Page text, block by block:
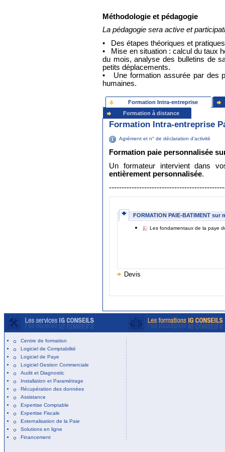
Méthodologie et pédagogie
La pédagogie sera active et
• Des étapes théoriques et
• Mise en situation : calcul du taux
du mois, analyse des bulletins de
petits déplacements.
• Une formation assurée par des
humaines.
Formation Intra-entreprise
Formation à distance
Formation Intra-entreprise
Agrément et n° de déclaration d'activité
Formation paie personnalisée
Un formateur intervient dans
entièrement personnalisée.
FORMATION PAIE-BATIMENT sur
Les fondamentaux de la paye
Devis
Centre de formation
Logiciel de Comptabilité
Logiciel de Paye
Logiciel Gestion Commerciale
Audit et Diagnostic
Installation et Paramétrage
Récupération des données
Assistance
Expertise Comptable
Expertise Fiscale
Externalisation de la Paie
Solutions en ligne
Financement